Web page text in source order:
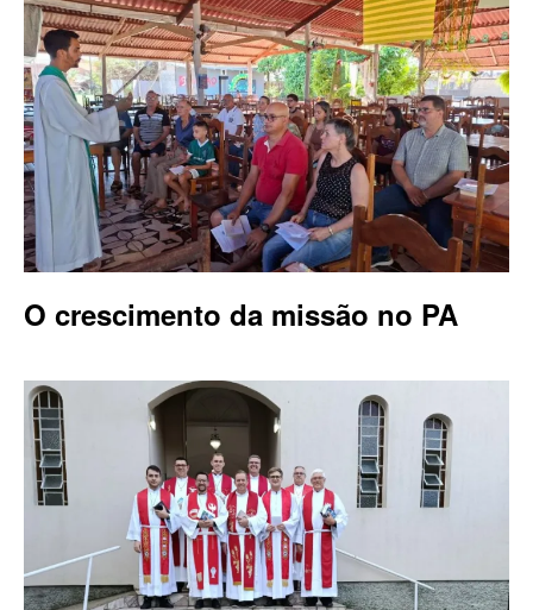
O crescimento da missão no PA